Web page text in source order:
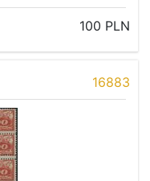
100 PLN
16883